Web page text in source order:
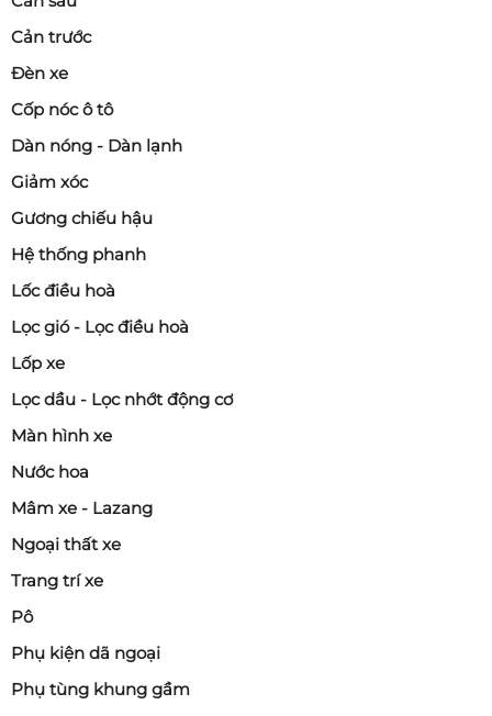
Cản trước
Đèn xe
Cốp nóc ô tô
Dàn nóng - Dàn lạnh
Giảm xóc
Gương chiếu hậu
Hệ thống phanh
Lốc điều hoà
Lọc gió - Lọc điều hoà
Lốp xe
Lọc dầu - Lọc nhớt động cơ
Màn hình xe
Nước hoa
Mâm xe - Lazang
Ngoại thất xe
Trang trí xe
Pô
Phụ kiện dã ngoại
Phụ tùng khung gầm